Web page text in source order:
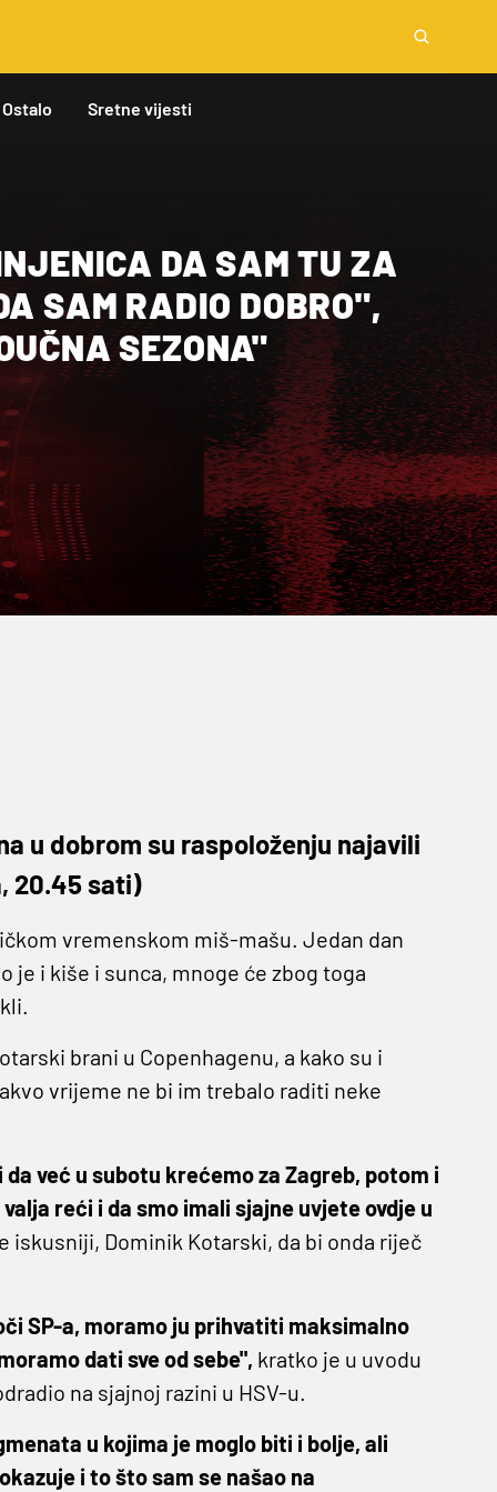
Ostalo Sretne vijesti
DA SAM TU ZA
SAM RADIO DOBRO",
SEZONA"
u dobrom su raspoloženju najavili
20.45 sati)
vremenskom miš-mašu. Jedan dan
je i kiše i sunca, mnoge će zbog toga
brani u Copenhagenu, a kako su i
vrijeme ne bi im trebalo raditi neke
već u subotu krećemo za Zagreb, potom i
reći i da smo imali sjajne uvjete ovdje u
Dominik Kotarski, da bi onda riječ
SP-a, moramo ju prihvatiti maksimalno
dati sve od sebe", kratko je u uvodu
na sjajnoj razini u HSV-u.
u kojima je moglo biti i bolje, ali
i to što sam se našao na